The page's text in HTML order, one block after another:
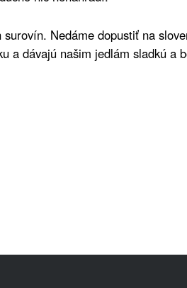
Nedáme dopustiť na
a dávajú našim jedlám sladkú a